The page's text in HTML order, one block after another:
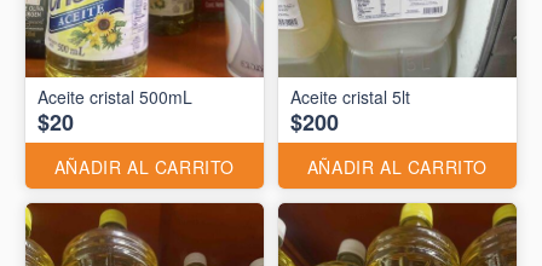
Aceite cristal 500mL
$20
AÑADIR AL CARRITO
Aceite cristal 5lt
$200
AÑADIR AL CARRITO